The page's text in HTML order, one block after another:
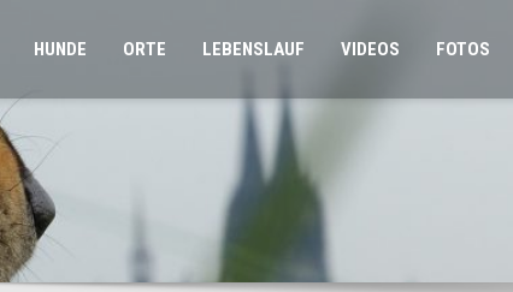
HUNDE ORTE LEBENSLAUF VIDEOS FOTOS